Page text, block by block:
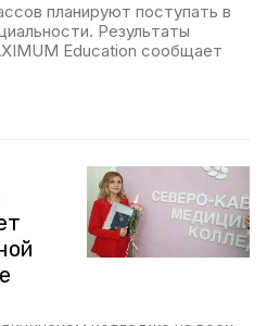
планируют поступать в
Результаты
Education сообщает